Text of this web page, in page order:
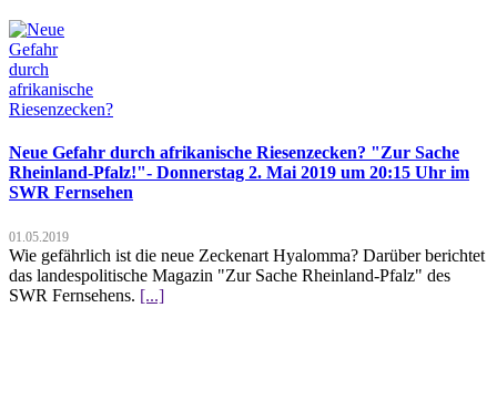
Neue Gefahr durch afrikanische Riesenzecken? "Zur Sache
Rheinland-Pfalz!"- Donnerstag 2. Mai 2019 um 20:15 Uhr im
SWR Fernsehen
01.05.2019
Wie gefährlich ist die neue Zeckenart Hyalomma? Darüber berichtet
das landespolitische Magazin "Zur Sache Rheinland-Pfalz" des
SWR Fernsehens. [...]